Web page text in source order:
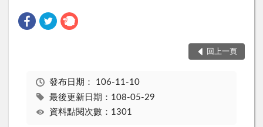
回上一頁
發布日期： 106-11-10
最後更新日期：108-05-29
資料點閱次數：1301